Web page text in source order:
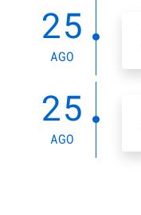
25
AGO
25
AGO